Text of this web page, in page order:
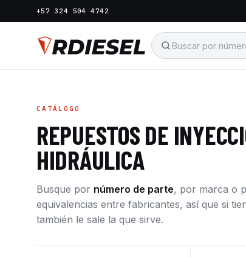
+57 324 504 4742
CATÁLOGO
REPUESTOS DE
HIDRÁULICA
Busque por número de parte, por marca o
equivalencias entre fabricantes, así que si
también le sale la que sirve.